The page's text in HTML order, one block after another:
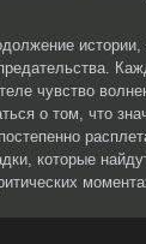
чувство
о том, что
которые